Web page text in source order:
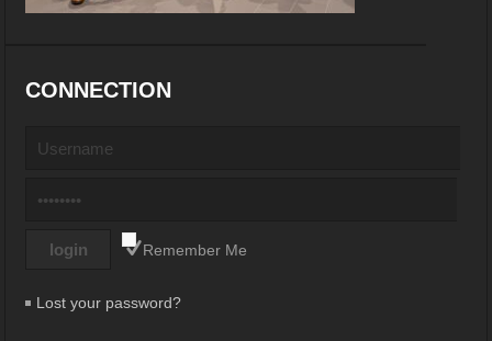
CONNECTION
Remember Me
Lost your password?